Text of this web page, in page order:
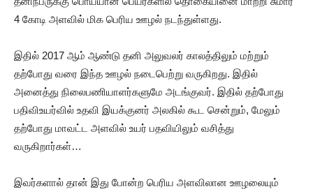
4 கோடி அளவில் மிக பெரிய ஊழல் நடந்துள்ளது.
இதில் 2017 ஆம் ஆண்டு தனி அலுவலர் காலத்திலும் மற்றும்
தற்போது வரை இந்த ஊழல் நடைபெற்று வருகிறது. இதில்
அனைத்து நிலைபணியாளர்களுமே அடங்குவர். இதில் தற்போது
பதிவிஉயர்வில் உதவி இயக்குனர் அலகில் கூட சென்றும், மேலும்
தற்போது மாவட்ட அளவில் உயர் பதவியிலும் வசித்து
வருகிறார்கள்…
இவர்களால் தான் இது போன்ற பெரிய அளவிலான ஊழலையும்